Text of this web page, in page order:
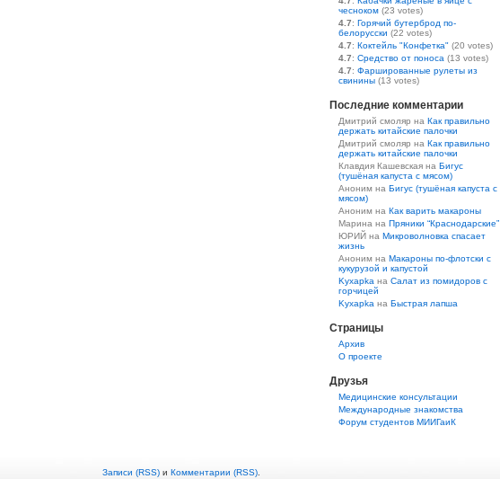
чесноком (23 votes)
4.7: Горячий бутерброд по-
белорусски (22 votes)
4.7: Коктейль "Конфетка" (20 votes)
4.7: Средство от поноса (13 votes)
4.7: Фаршированные рулеты из
свинины (13 votes)
Последние комментарии
Дмитрий смоляр на Как правильно
держать китайские палочки
Дмитрий смоляр на Как правильно
держать китайские палочки
Клавдия Кашевская на Бигус
(тушёная капуста с мясом)
Аноним на Бигус (тушёная капуста с
мясом)
Аноним на Как варить макароны
Марина на Пряники “Краснодарские”
ЮРИЙ на Микроволновка спасает
жизнь
Аноним на Макароны по-флотски с
кукурузой и капустой
Kyxapka на Салат из помидоров с
горчицей
Kyxapka на Быстрая лапша
Страницы
Aрхив
О проекте
Друзья
Медицинские консультации
Международные знакомства
Форум студентов МИИГаиК
Записи (RSS) и Комментарии (RSS)